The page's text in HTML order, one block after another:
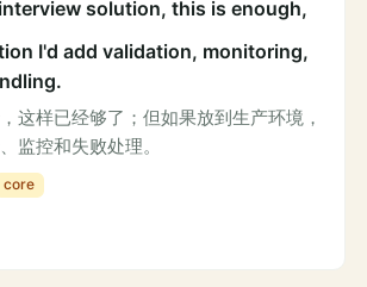
solution, this is enough,
I'd add validation, monitoring,
这样已经够了；但如果放到生产环境，
监控和失败处理。
core